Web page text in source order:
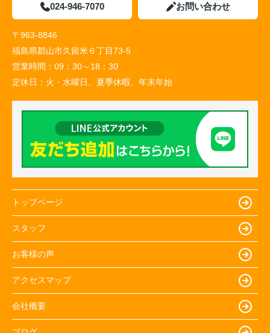
024-946-7070 お問い合わせ
〒963-8846
福島県郡山市久留米６丁目73-5
営業時間： 09：30～18：30
定休日： 火・水曜日、夏季休暇、年末年始
トップページ
スタッフ
お客様の声
アクセスマップ
会社概要